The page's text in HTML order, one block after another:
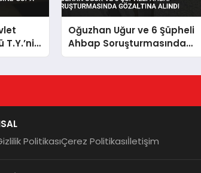
T.Y.’nin
Oğuzhan Uğur ve 6 Şüpheli
Ahbap Soruşturmasında
Gözaltına Alındı
PolitikasıÇerez Politikasıİletişim